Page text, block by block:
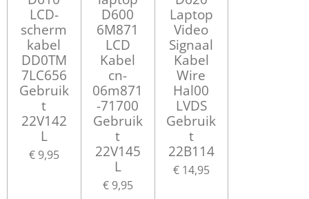
LCD-
scherm
kabel
DD0TM
7LC656
Gebruik
t
22V142
L
€ 9,95
D600
6M871
LCD
Kabel
cn-
06m871
-71700
Gebruik
t
22V145
L
€ 9,95
Laptop
Video
Signaal
Kabel
Wire
Hal00
LVDS
Gebruik
t
22B114
€ 14,95